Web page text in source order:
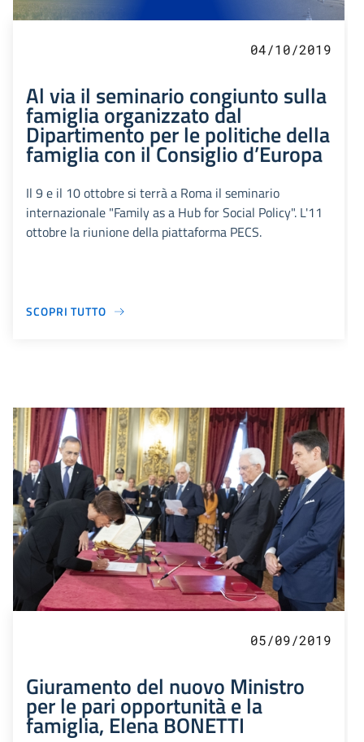
04/10/2019
Al via il seminario congiunto sulla
famiglia organizzato dal
Dipartimento per le politiche della
famiglia con il Consiglio d’Europa
Il 9 e il 10 ottobre si terrà a Roma il seminario
internazionale "Family as a Hub for Social Policy". L'11
ottobre la riunione della piattaforma PECS.
SCOPRI TUTTO
05/09/2019
Giuramento del nuovo Ministro
per le pari opportunità e la
famiglia, Elena BONETTI